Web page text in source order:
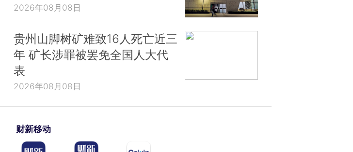
2026年08月08日
贵州山脚树矿难致16人死亡近三
年 矿长涉罪被罢免全国人大代
表
2026年08月08日
财新移动